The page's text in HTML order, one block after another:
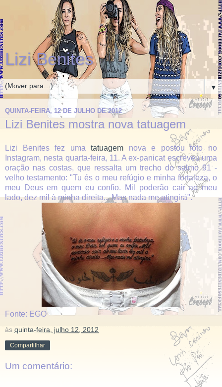
Lizi Benites
▼
QUINTA-FEIRA, 12 DE JULHO DE 2012
Lizi Benites mostra nova tatuagem
Lizi Benites fez umatatuagem nova e postou foto no
Instagram, nesta quarta-feira, 11. A ex-panicat escreveu uma
oração nas costas, que ressalta um trecho do salmo 91 -
velho testamento: "Tu és o meu refúgio e minha fortaleza, o
meu Deus em quem eu confio. Mil poderão cair ao meu
lado, dez mil à minha direita... Mas nada me atingirá".
Fonte: EGO
às quinta-feira, julho 12, 2012
Compartilhar
Um comentário: